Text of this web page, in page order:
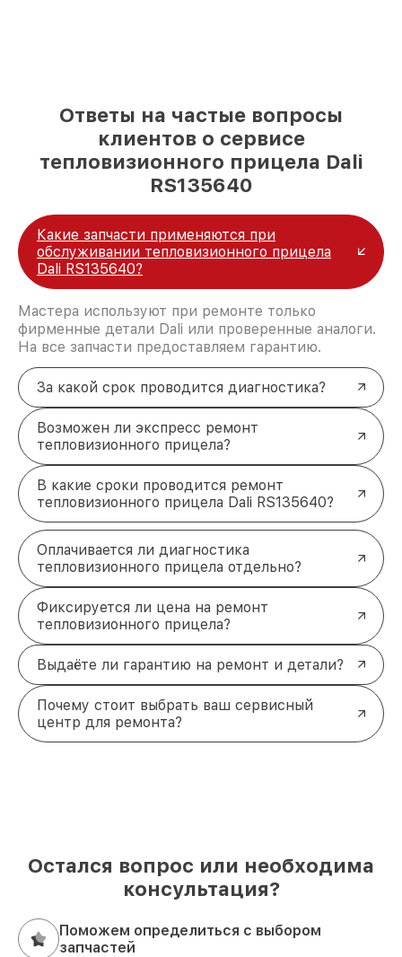
Ответы на частые вопросы
клиентов о сервисе
тепловизионного прицела Dali
RS135640
Какие запчасти применяются при
обслуживании тепловизионного прицела
Dali RS135640?
Мастера используют при ремонте только
фирменные детали Dali или проверенные аналоги.
На все запчасти предоставляем гарантию.
За какой срок проводится диагностика?
Возможен ли экспресс ремонт
тепловизионного прицела?
В какие сроки проводится ремонт
тепловизионного прицела Dali RS135640?
Оплачивается ли диагностика
тепловизионного прицела отдельно?
Фиксируется ли цена на ремонт
тепловизионного прицела?
Выдаёте ли гарантию на ремонт и детали?
Почему стоит выбрать ваш сервисный
центр для ремонта?
Остался вопрос или необходима
консультация?
Поможем определиться с выбором
запчастей